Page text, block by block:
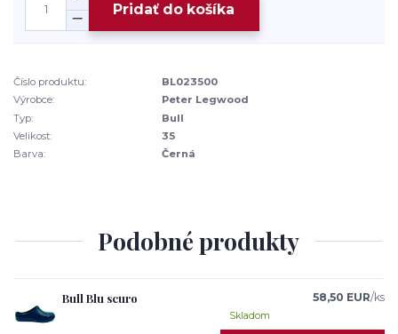
Pridať do košíka
Číslo produktu:
BL023500
Výrobce:
Peter Legwood
Typ:
Bull
Velikost:
35
Barva:
Černá
Podobné produkty
Bull Blu scuro 58,50 EUR/ks
Skladom